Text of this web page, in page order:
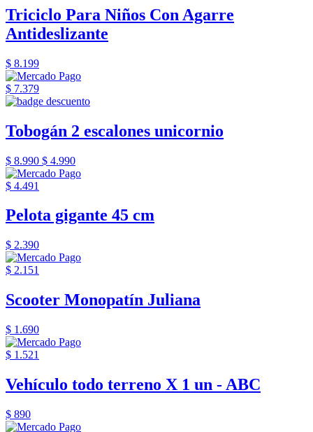
Triciclo Para Niños Con Agarre
Antideslizante
$ 8.199
$ 7.379
Tobogán 2 escalones unicornio
$ 8.990 $ 4.990
$ 4.491
Pelota gigante 45 cm
$ 2.390
$ 2.151
Scooter Monopatín Juliana
$ 1.690
$ 1.521
Vehículo todo terreno X 1 un - ABC
$ 890